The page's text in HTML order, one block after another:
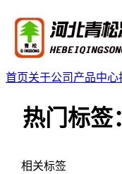
首页关于公司 产品中心
热门标签：
相关标签